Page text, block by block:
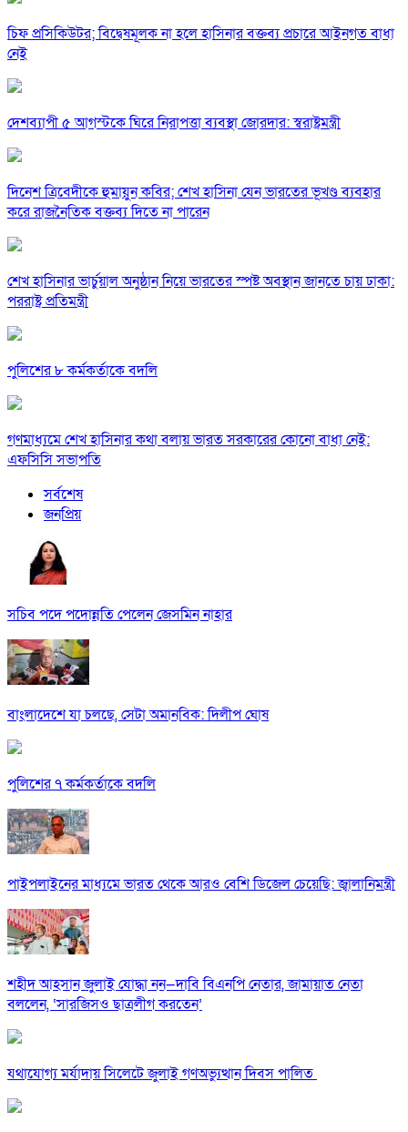
চিফ প্রসিকিউটর; বিদ্বেষমূলক না হলে হাসিনার বক্তব্য প্রচারে আইনগত বাধা
নেই
দেশব্যাপী ৫ আগস্টকে ঘিরে নিরাপত্তা ব্যবস্থা জোরদার: স্বরাষ্ট্রমন্ত্রী
দিনেশ ত্রিবেদীকে হুমায়ুন কবির; শেখ হাসিনা যেন ভারতের ভূখণ্ড ব্যবহার
করে রাজনৈতিক বক্তব্য দিতে না পারেন
শেখ হাসিনার ভার্চুয়াল অনুষ্ঠান নিয়ে ভারতের স্পষ্ট অবস্থান জানতে চায় ঢাকা:
পররাষ্ট্র প্রতিমন্ত্রী
পুলিশের ৮ কর্মকর্তাকে বদলি
গণমাধ্যমে শেখ হাসিনার কথা বলায় ভারত সরকারের কোনো বাধা নেই:
এফসিসি সভাপতি
সর্বশেষ
জনপ্রিয়
সচিব পদে পদোন্নতি পেলেন জেসমিন নাহার
বাংলাদেশে যা চলছে, সেটা অমানবিক: দিলীপ ঘোষ
পুলিশের ৭ কর্মকর্তাকে বদলি
পাইপলাইনের মাধ্যমে ভারত থেকে আরও বেশি ডিজেল চেয়েছি: জ্বালানিমন্ত্রী
শহীদ আহসান জুলাই যোদ্ধা নন—দাবি বিএনপি নেতার, জামায়াত নেতা
বললেন, ‘সারজিসও ছাত্রলীগ করতেন’
যথাযোগ্য মর্যাদায় সিলেটে জুলাই গণঅভ্যুত্থান দিবস পালিত